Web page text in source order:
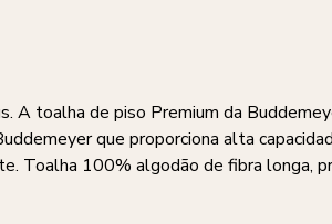
A toalha de piso Premium da
que proporciona alta
Toalha 100% algodão de fibra longa,